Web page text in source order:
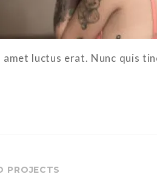
luctus erat. Nunc quis
PROJECTS